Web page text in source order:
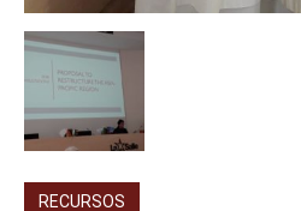
RECURSOS